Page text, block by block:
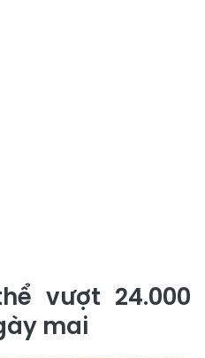
vượt 24.000
mai